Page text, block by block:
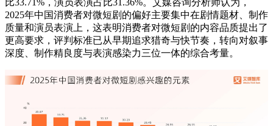
数据显示，在2025年中国消费者认为微短剧吸引新观众的